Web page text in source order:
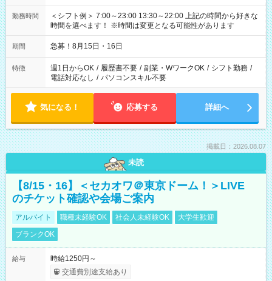
勤務時間
＜シフト例＞ 7:00～23:00 13:30～22:00 上記の時間から好きな
時間を選べます！ ※時間は変更となる可能性があります
期間 急募！8月15日・16日
特徴 週1日からOK / 履歴書不要 / 副業・WワークOK / シフト勤務 /
電話対応なし / パソコンスキル不要
気になる！ 応募する 詳細へ
掲載日：2026.08.07
未読
【8/15・16】＜セカオワ＠東京ドーム！＞LIVE
のチケット確認や会場ご案内
アルバイト 職種未経験OK 社会人未経験OK
大学生歓迎
ブランクOK
給与
時給1250円～
交通費別途支給あり